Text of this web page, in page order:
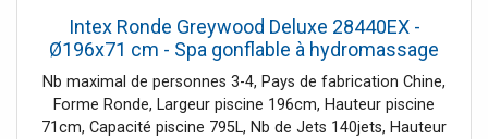
Intex Ronde Greywood Deluxe 28440EX -
Ø196x71 cm - Spa gonflable à hydromassage
Nb maximal de personnes 3-4, Pays de fabrication Chine,
Forme Ronde, Largeur piscine 196cm, Hauteur piscine
71cm, Capacité piscine 795L, Nb de Jets 140jets, Hauteur